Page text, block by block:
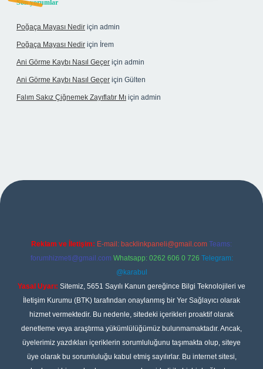
Son yorumlar
Poğaça Mayası Nedir için admin
Poğaça Mayası Nedir için İrem
Ani Görme Kaybı Nasıl Geçer için admin
Ani Görme Kaybı Nasıl Geçer için Gülten
Falım Sakız Çiğnemek Zayıflatır Mı için admin
Reklam ve İletişim: E-mail: backlinkpaneli@gmail.com Teams:
forumhizmeti@gmail.com Whatsapp: 0262 606 0 726 Telegram:
@karabul
Yasal Uyarı: Sitemiz, 5651 Sayılı Kanun gereğince Bilgi Teknolojileri ve
İletişim Kurumu (BTK) tarafından onaylanmış bir Yer Sağlayıcı olarak
hizmet vermektedir. Bu nedenle, sitedeki içerikleri proaktif olarak
denetleme veya araştırma yükümlülüğümüz bulunmamaktadır. Ancak,
üyelerimiz yazdıkları içeriklerin sorumluluğunu taşımakta olup, siteye
üye olarak bu sorumluluğu kabul etmiş sayılırlar. Bu internet sitesi,